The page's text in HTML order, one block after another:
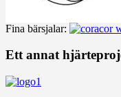
Fina bärsjalar:
Ett annat